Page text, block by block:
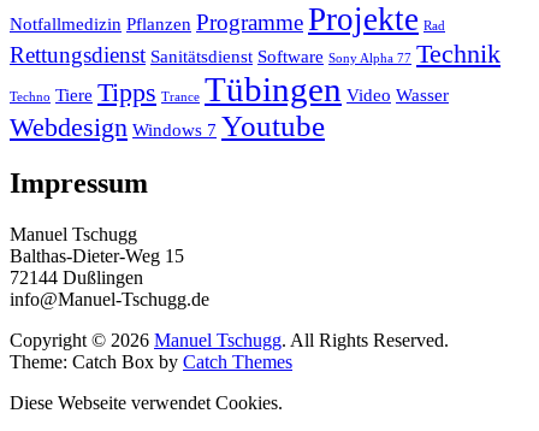
Notfallmedizin Pflanzen ProgrammeProjekte Rad
Rettungsdienst Sanitätsdienst Software Sony Alpha 77 Technik
Techno Tiere Tipps Trance Tübingen Video Wasser
Webdesign Windows 7 Youtube
Impressum
Manuel Tschugg
Balthas-Dieter-Weg 15
72144 Dußlingen
info@Manuel-Tschugg.de
Copyright © 2026 Manuel Tschugg. All Rights Reserved.
Theme: Catch Box by Catch Themes
Diese Webseite verwendet Cookies.